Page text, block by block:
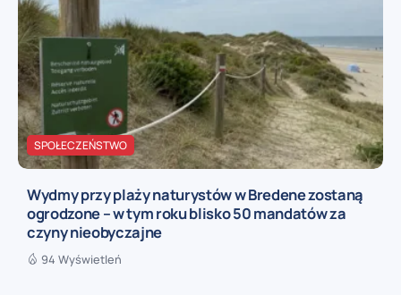
SPOŁECZEŃSTWO
Wydmy przy plaży naturystów w Bredene zostaną
ogrodzone – w tym roku blisko 50 mandatów za
czyny nieobyczajne
94 Wyświetleń